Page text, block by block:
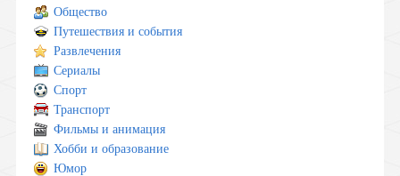
Общество
Путешествия и события
Развлечения
Сериалы
Спорт
Транспорт
Фильмы и анимация
Хобби и образование
Юмор